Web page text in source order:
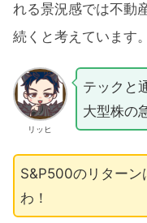
れる景況感では不動
続くと考えています。
リッヒ
テックと
大型株の
S&P500のリター
わ！